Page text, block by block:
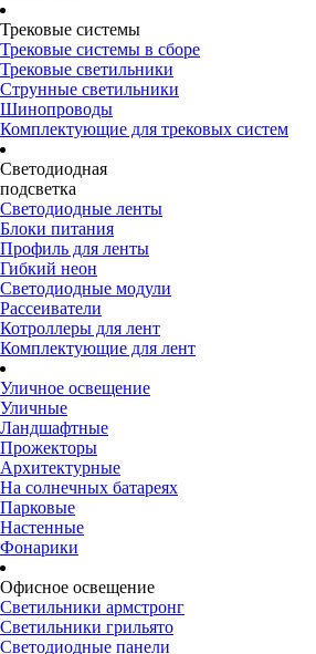
Трековые системы
Трековые системы в сборе
Трековые светильники
Струнные светильники
Шинопроводы
Комплектующие для трековых систем
Светодиодная
подсветка
Светодиодные ленты
Блоки питания
Профиль для ленты
Гибкий неон
Светодиодные модули
Рассеиватели
Котроллеры для лент
Комплектующие для лент
Уличное освещение
Уличные
Ландшафтные
Прожекторы
Архитектурные
На солнечных батареях
Парковые
Настенные
Фонарики
Офисное освещение
Светильники армстронг
Светильники грильято
Светодиодные панели